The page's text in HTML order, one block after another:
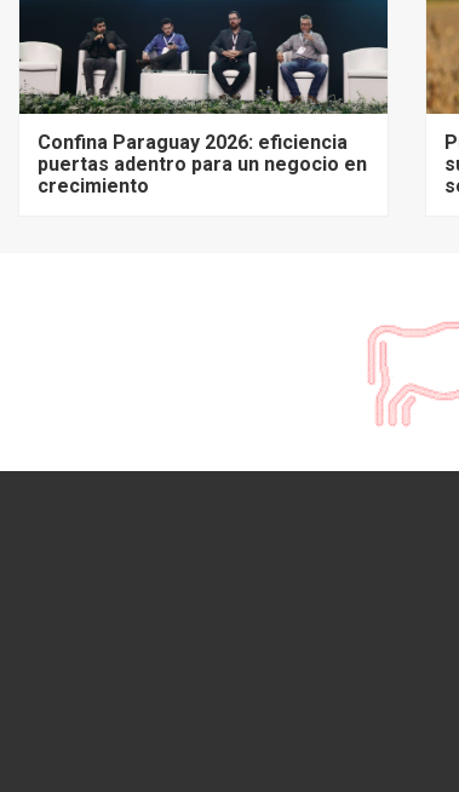
Confina Paraguay 2026: eficiencia
puertas adentro para un negocio en
crecimiento